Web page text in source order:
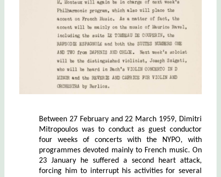
Between 27 February and 22 March 1959, Dimitri
Mitropoulos was to conduct as guest conductor
four weeks of concerts with the NYPO, with
programmes devoted mainly to French music. On
23 January he suffered a second heart attack,
forcing him to interrupt his activities for several